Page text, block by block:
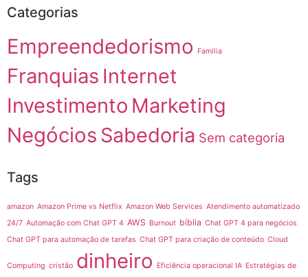
Categorias
Empreendedorismo Família
Franquias Internet
Investimento Marketing
Negócios Sabedoria Sem categoria
Tags
amazon Amazon Prime vs Netflix Amazon Web Services Atendimento automatizado
24/7 Automação com Chat GPT 4 AWS Burnout bíblia Chat GPT 4 para negócios
Chat GPT para automação de tarefas Chat GPT para criação de conteúdo Cloud
Computing cristão dinheiro Eficiência operacional IA Estratégias de